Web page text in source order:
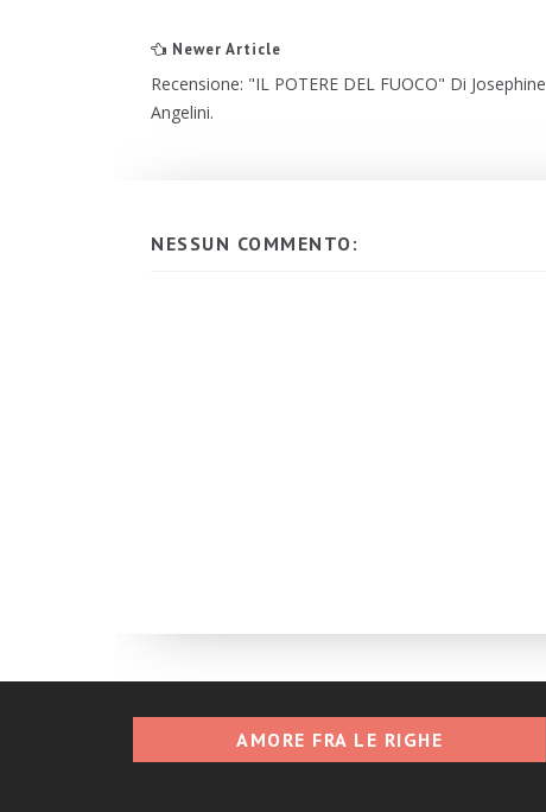
Newer Article
Recensione: "IL POTERE DEL FUOCO" Di Josephine
Angelini.
NESSUN COMMENTO:
AMORE FRA LE RIGHE